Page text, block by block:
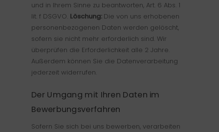
und in Ihrem Sinne zu beantworten, Art. 6 Abs. 1
lit. f DSGVO. Löschung: Die von uns erhobenen
personenbezogenen Daten werden gelöscht,
sofern sie nicht mehr erforderlich sind. Wir
überprüfen die Erforderlichkeit alle 2 Jahre.
Außerdem können Sie die Datenverarbeitung
jederzeit widerrufen.
Der Umgang mit Ihren Daten im
Bewerbungsverfahren
Sofern Sie sich bei uns bewerben, verarbeiten